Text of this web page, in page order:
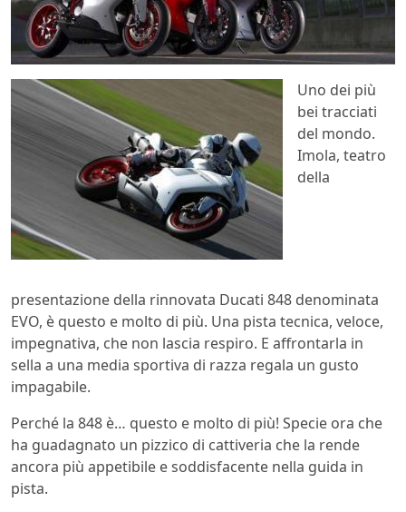
Uno dei più
bei tracciati
del mondo.
Imola, teatro
della
presentazione della rinnovata Ducati 848 denominata
EVO, è questo e molto di più. Una pista tecnica, veloce,
impegnativa, che non lascia respiro. E affrontarla in
sella a una media sportiva di razza regala un gusto
impagabile.
Perché la 848 è… questo e molto di più! Specie ora che
ha guadagnato un pizzico di cattiveria che la rende
ancora più appetibile e soddisfacente nella guida in
pista.